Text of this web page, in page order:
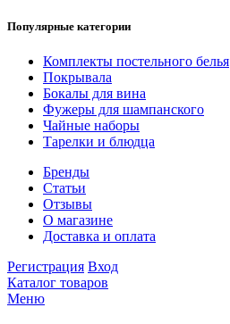
Популярные категории
Комплекты постельного белья
Покрывала
Бокалы для вина
Фужеры для шампанского
Чайные наборы
Тарелки и блюдца
Бренды
Статьи
Отзывы
О магазине
Доставка и оплата
Регистрация Вход
Каталог товаров
Меню